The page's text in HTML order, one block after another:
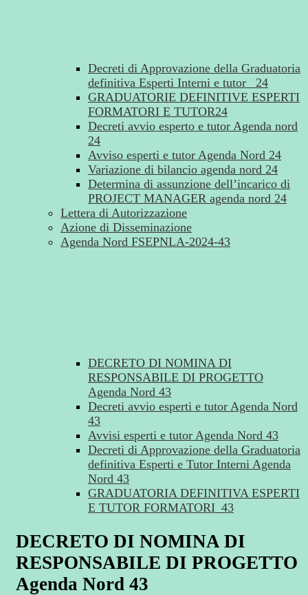
Decreti di Approvazione della Graduatoria
definitiva Esperti Interni e tutor _24
GRADUATORIE DEFINITIVE ESPERTI
FORMATORI E TUTOR24
Decreti avvio esperto e tutor Agenda nord
24
Avviso esperti e tutor Agenda Nord 24
Variazione di bilancio agenda nord 24
Determina di assunzione dell’incarico di
PROJECT MANAGER agenda nord 24
Lettera di Autorizzazione
Azione di Disseminazione
Agenda Nord FSEPNLA-2024-43
DECRETO DI NOMINA DI
RESPONSABILE DI PROGETTO
Agenda Nord 43
Decreti avvio esperti e tutor Agenda Nord
43
Avvisi esperti e tutor Agenda Nord 43
Decreti di Approvazione della Graduatoria
definitiva Esperti e Tutor Interni Agenda
Nord 43
GRADUATORIA DEFINITIVA ESPERTI
E TUTOR FORMATORI_43
DECRETO DI NOMINA DI
RESPONSABILE DI PROGETTO
Agenda Nord 43